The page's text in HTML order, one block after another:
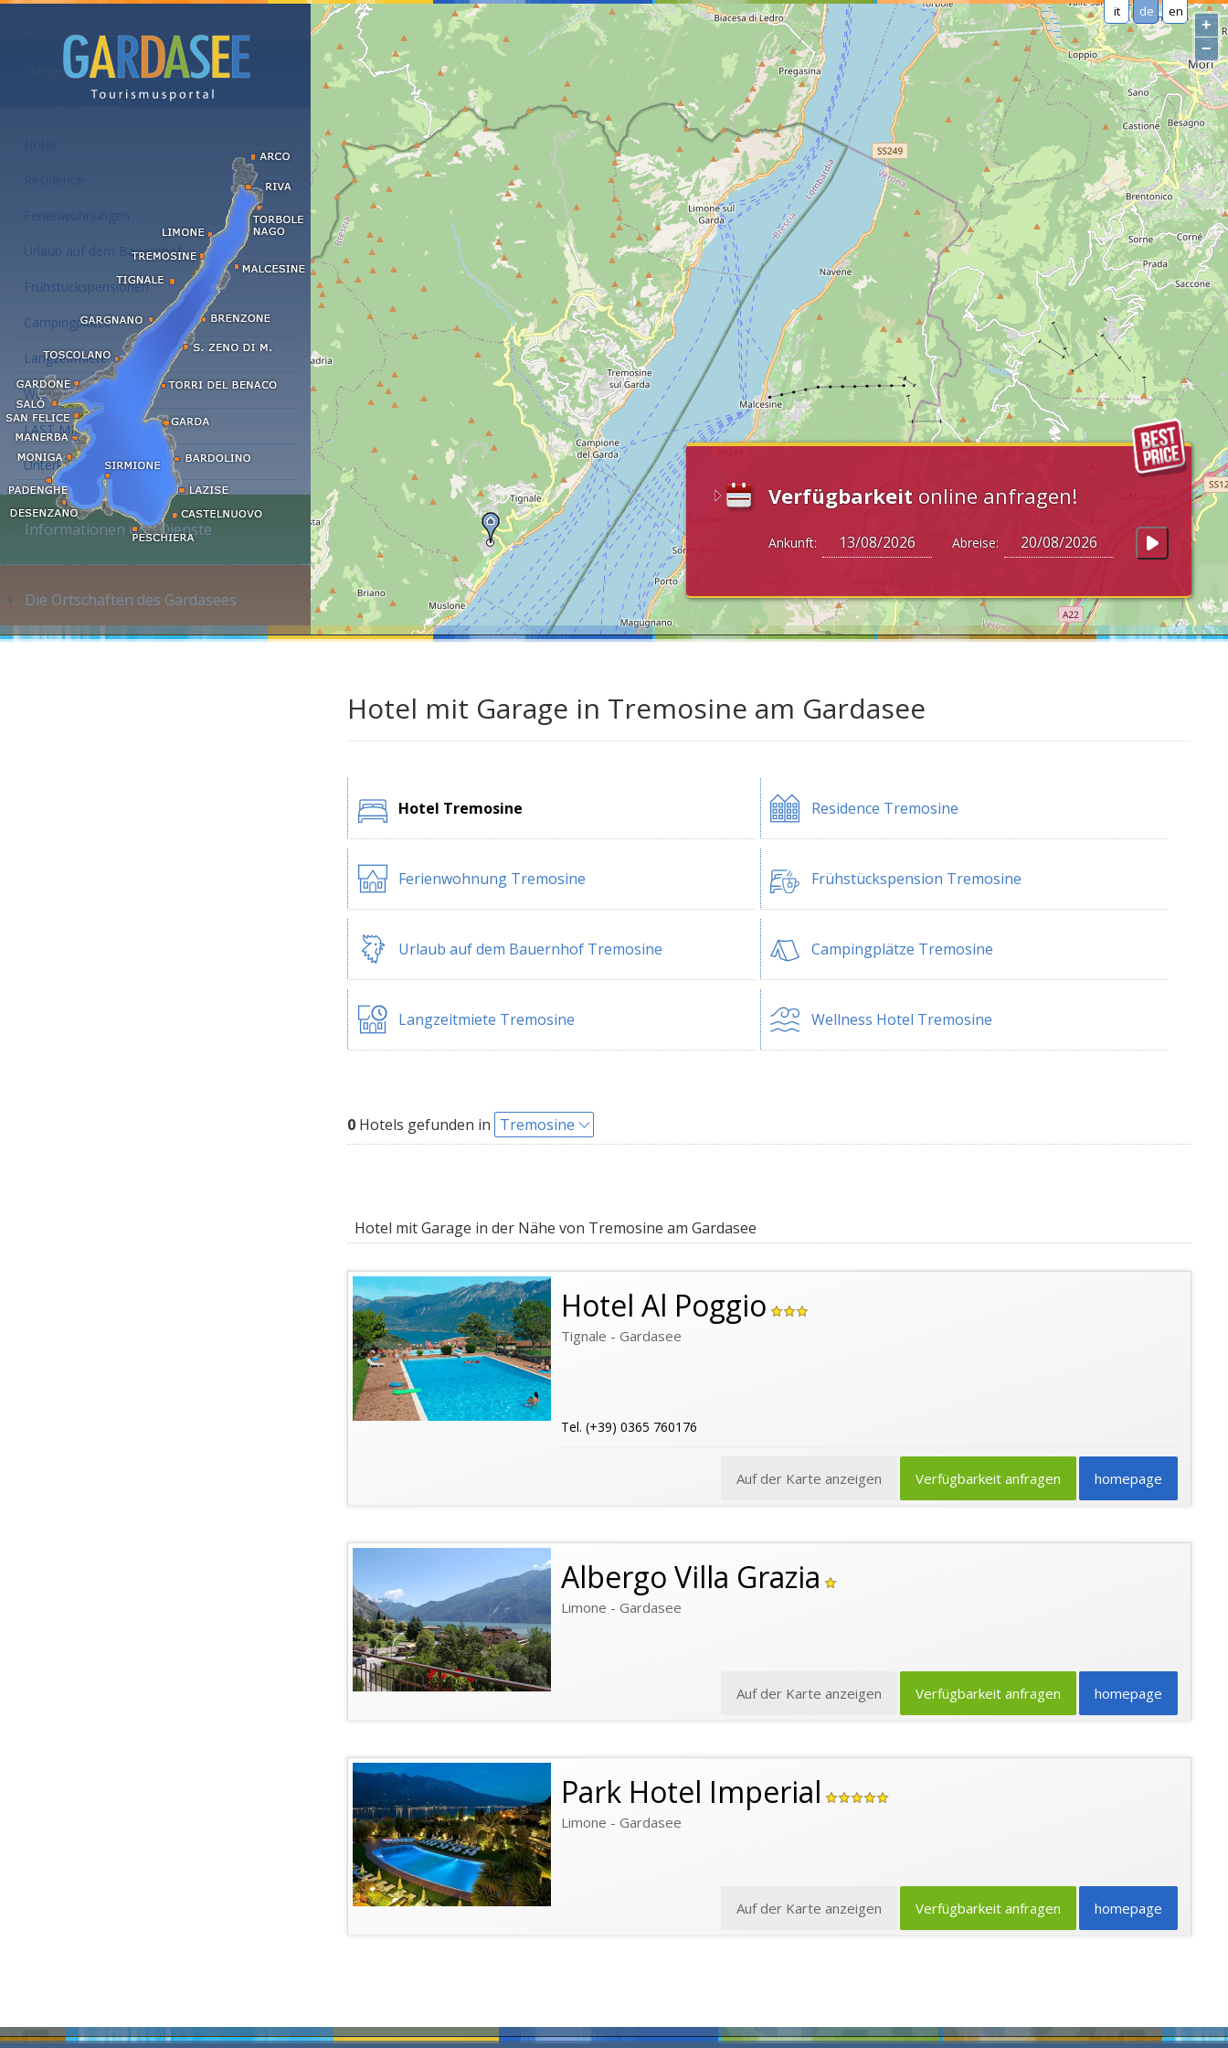
it de en
Verfügbarkeit online anfragen!
Ankunft: Abreise:
+
−
Unterkünfte am Gardasee
Ferienwohnungen
Urlaub auf dem Bauernhof
Frühstückspensionen
Campingplätze
Langzeitmiete
Wellness Hotel
LAST MINUTE
Unterkunft suchen...
Informationen und Dienste
Die Ortschaften des Gardasees
Hotel mit Garage in Tremosine am Gardasee
Hotel Tremosine Residence Tremosine
Ferienwohnung Tremosine Frühstückspension Tremosine
Urlaub auf dem Bauernhof Tremosine Campingplätze Tremosine
Langzeitmiete Tremosine Wellness Hotel Tremosine
0 Hotels gefunden in Tremosine
Hotel mit Garage in der Nähe von Tremosine am Gardasee
Hotel Al Poggio
Tignale - Gardasee
Tel. (+39) 0365 760176
homepage
Verfügbarkeit anfragen
Auf der Karte anzeigen
Albergo Villa Grazia
Limone - Gardasee
homepage
Verfügbarkeit anfragen
Auf der Karte anzeigen
Park Hotel Imperial
Limone - Gardasee
homepage
Verfügbarkeit anfragen
Auf der Karte anzeigen